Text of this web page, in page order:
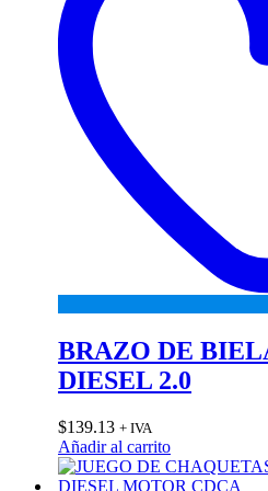
BRAZO DE
DIESEL 2.0
$139.13 + IVA
Añadir al carrito